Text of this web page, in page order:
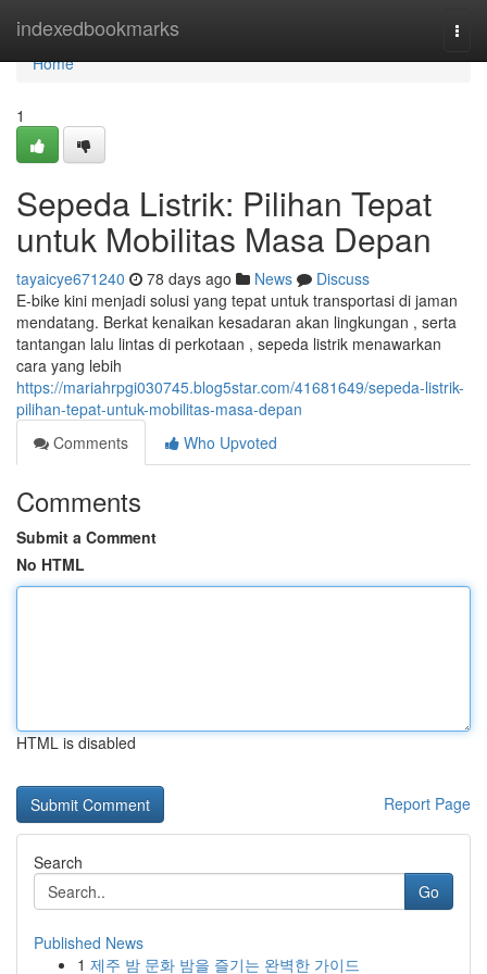
indexedbookmarks
Home
Home
1
Sepeda Listrik: Pilihan Tepat
untuk Mobilitas Masa Depan
tayaicye671240 78 days ago News
Discuss
E-bike kini menjadi solusi yang tepat untuk transportasi di jaman
mendatang. Berkat kenaikan kesadaran akan lingkungan , serta
tantangan lalu lintas di perkotaan , sepeda listrik menawarkan
cara yang lebih
https://mariahrpgi030745.blog5star.com/41681649/sepeda-listrik-
pilihan-tepat-untuk-mobilitas-masa-depan
Comments
Who Upvoted
Comments
Submit a Comment
No HTML
HTML is disabled
Report Page
Search
Go
Published News
1 제주 밤 문화 밤을 즐기는 완벽한 가이드